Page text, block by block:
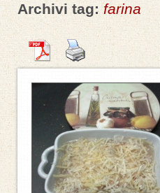
Archivi tag: farina